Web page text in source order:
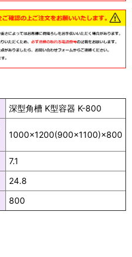
深型角槽 K型容器 K-800
1000×1200(900×1100)×800
7.1
24.8
800